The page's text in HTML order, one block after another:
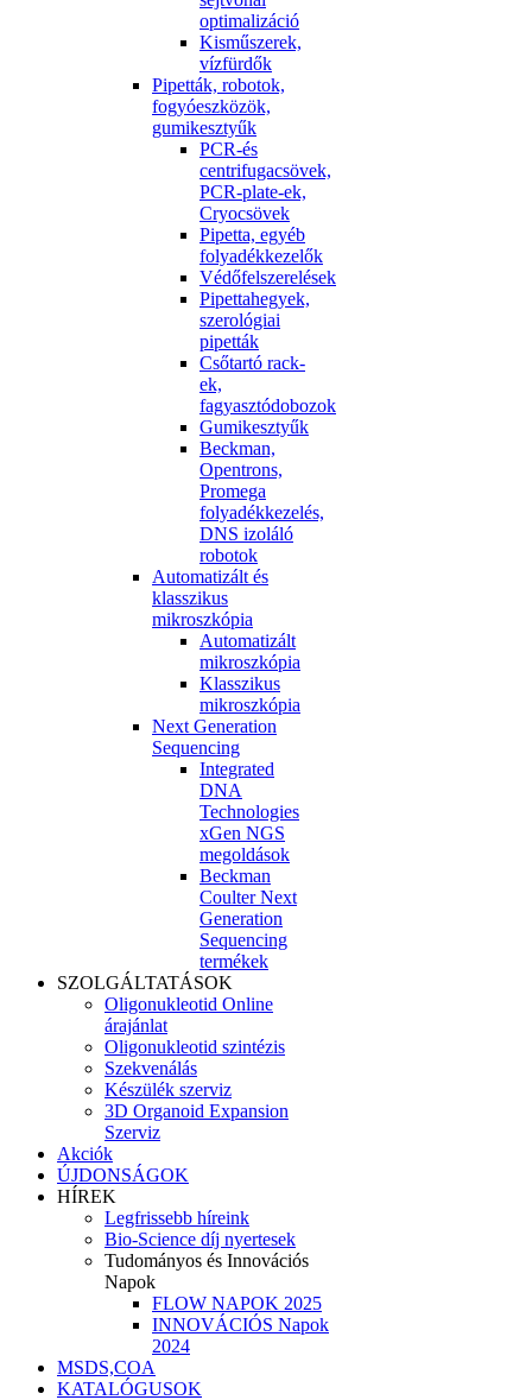
optimalizáció
Kisműszerek,
vízfürdők
Pipetták, robotok,
fogyóeszközök,
gumikesztyűk
PCR-és
centrifugacsövek,
PCR-plate-ek,
Cryocsövek
Pipetta, egyéb
folyadékkezelők
Védőfelszerelések
Pipettahegyek,
szerológiai
pipetták
Csőtartó rack-
ek,
fagyasztódobozok
Gumikesztyűk
Beckman,
Opentrons,
Promega
folyadékkezelés,
DNS izoláló
robotok
Automatizált és
klasszikus
mikroszkópia
Automatizált
mikroszkópia
Klasszikus
mikroszkópia
Next Generation
Sequencing
Integrated
DNA
Technologies
xGen NGS
megoldások
Beckman
Coulter Next
Generation
Sequencing
termékek
SZOLGÁLTATÁSOK
Oligonukleotid Online
árajánlat
Oligonukleotid szintézis
Szekvenálás
Készülék szerviz
3D Organoid Expansion
Szerviz
Akciók
ÚJDONSÁGOK
HÍREK
Legfrissebb híreink
Bio-Science díj nyertesek
Tudományos és Innovációs
Napok
FLOW NAPOK 2025
INNOVÁCIÓS Napok
2024
MSDS,COA
KATALÓGUSOK